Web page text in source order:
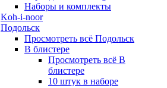
Наборы и комплекты
Koh-i-noor
Подольск
Просмотреть всё Подольск
В блистере
Просмотреть всё В
блистере
10 штук в наборе